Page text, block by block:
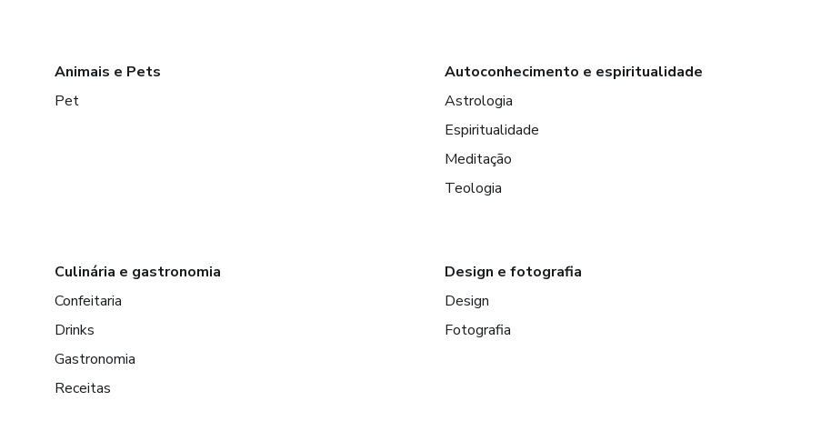
Animais e Pets
Pet
Autoconhecimento e espiritualidade
Astrologia
Espiritualidade
Meditação
Teologia
Culinária e gastronomia
Confeitaria
Drinks
Gastronomia
Receitas
Design e fotografia
Design
Fotografia